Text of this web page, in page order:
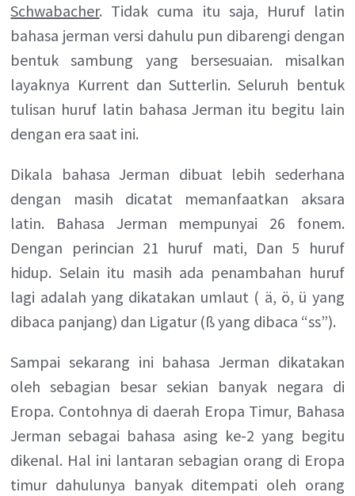
Schwabacher. Tidak cuma itu saja, Huruf latin
bahasa jerman versi dahulu pun dibarengi dengan
bentuk sambung yang bersesuaian. misalkan
layaknya Kurrent dan Sutterlin. Seluruh bentuk
tulisan huruf latin bahasa Jerman itu begitu lain
dengan era saat ini.
Dikala bahasa Jerman dibuat lebih sederhana
dengan masih dicatat memanfaatkan aksara
latin. Bahasa Jerman mempunyai 26 fonem.
Dengan perincian 21 huruf mati, Dan 5 huruf
hidup. Selain itu masih ada penambahan huruf
lagi adalah yang dikatakan umlaut ( ä, ö, ü yang
dibaca panjang) dan Ligatur (ß yang dibaca “ss”).
Sampai sekarang ini bahasa Jerman dikatakan
oleh sebagian besar sekian banyak negara di
Eropa. Contohnya di daerah Eropa Timur, Bahasa
Jerman sebagai bahasa asing ke-2 yang begitu
dikenal. Hal ini lantaran sebagian orang di Eropa
timur dahulunya banyak ditempati oleh orang